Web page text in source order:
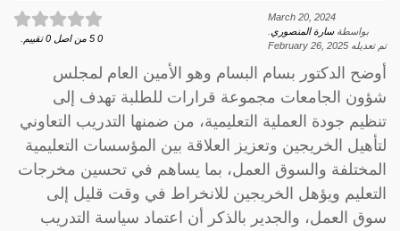
March 20, 2024
بواسطةسارة المنصوري
تم تعديله February 26, 2025
0
5 من اصل 0 تقييم.
أوضح الدكتور بسام البسام وهو الأمين العام لمجلس
شؤون الجامعات مجموعة قرارات للطلبة تهدف إلى
تنظيم جودة العملية التعليمية، من ضمنها التدريب التعاوني
لتأهيل الخريجين وتعزيز العلاقة بين المؤسسات التعليمية
المختلفة والسوق العمل، بما يساهم في تحسين مخرجات
التعليم ويؤهل الخريجين للانخراط في وقت قليل إلى
سوق العمل، والجدير بالذكر أن اعتماد سياسة التدريب